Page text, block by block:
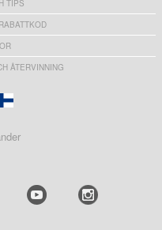
TIPS
ÅTERVINNING